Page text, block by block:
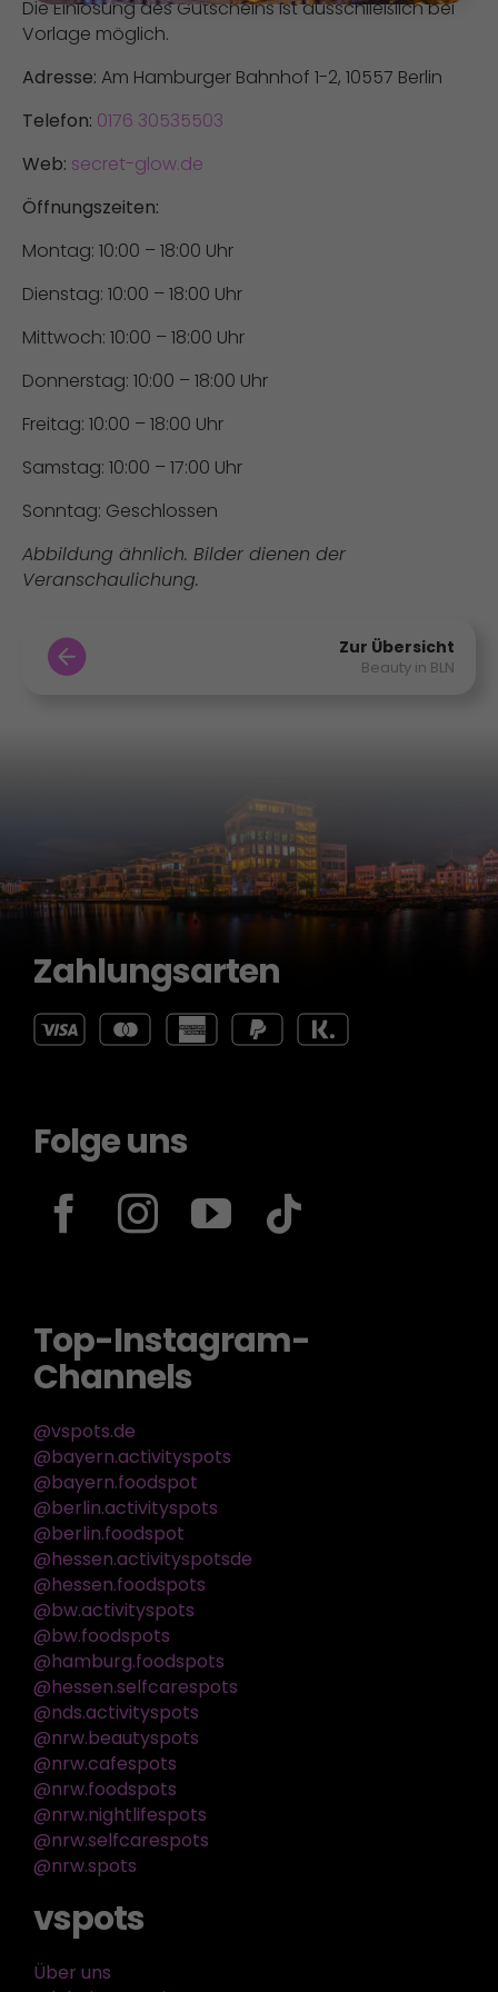
Die Einlösung des Gutscheins ist ausschließlich bei
Vorlage möglich.
Adresse: Am Hamburger Bahnhof 1-2, 10557 Berlin
Telefon: 0176 30535503
Web: secret-glow.de
Öffnungszeiten:
Montag: 10:00 – 18:00 Uhr
Dienstag: 10:00 – 18:00 Uhr
Mittwoch: 10:00 – 18:00 Uhr
Donnerstag: 10:00 – 18:00 Uhr
Freitag: 10:00 – 18:00 Uhr
Samstag: 10:00 – 17:00 Uhr
Sonntag: Geschlossen
Abbildung ähnlich. Bilder dienen der
Veranschaulichung.
Zur Übersicht
Beauty in BLN
Zahlungsarten
Folge uns
Top-Instagram-
Channels
@vspots.de
@bayern.activityspots
@bayern.foodspot
@berlin.activityspots
@berlin.foodspot
@hessen.activityspotsde
@hessen.foodspots
@bw.activityspots
@bw.foodspots
@hamburg.foodspots
@hessen.selfcarespots
@nds.activityspots
@nrw.beautyspots
@nrw.cafespots
@nrw.foodspots
@nrw.nightlifespots
@nrw.selfcarespots
@nrw.spots
vspots
Über uns